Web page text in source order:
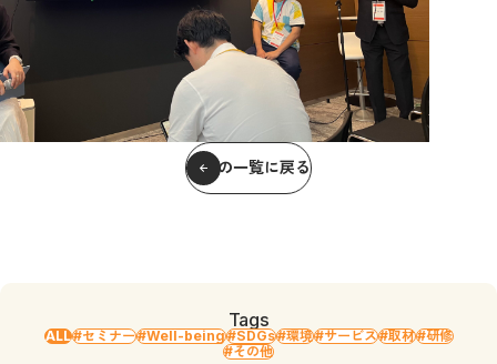
記事の一覧に戻る
Tags
ALL#セミナー#Well-being#SDGs#環境#サービス#取材#研修
#その他